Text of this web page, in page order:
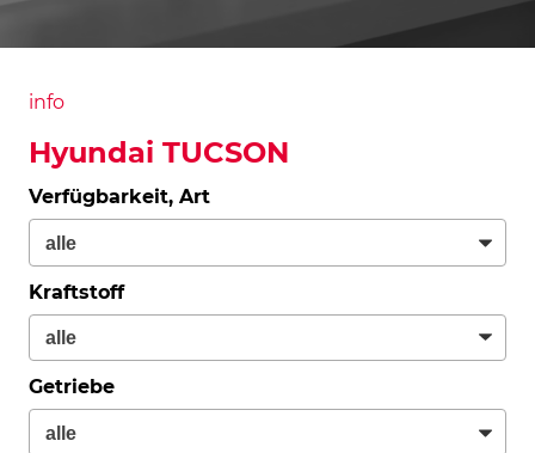
info
Hyundai TUCSON
Verfügbarkeit, Art
Kraftstoff
Getriebe